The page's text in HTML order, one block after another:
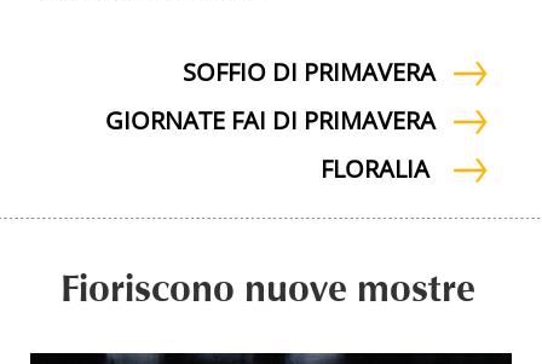
SOFFIO DI PRIMAVERA
GIORNATE FAI DI PRIMAVERA
FLORALIA
Fioriscono nuove mostre